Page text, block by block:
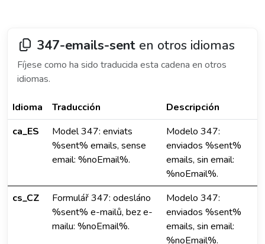
347-emails-sent en otros idiomas
Fíjese como ha sido traducida esta cadena en otros
idiomas.
Idioma Traducción
Descripción
ca_ES
Model 347: enviats
%sent% emails, sense
email: %noEmail%.
Modelo 347:
enviados %sent%
emails, sin email:
%noEmail%.
cs_CZ
Formulář 347: odesláno
%sent% e-mailů, bez e-
mailu: %noEmail%.
Modelo 347:
enviados %sent%
emails, sin email:
%noEmail%.